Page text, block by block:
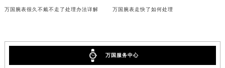
万国腕表很久不戴不走了处理办法详解 万国腕表走快了如何处理
万国服务中心